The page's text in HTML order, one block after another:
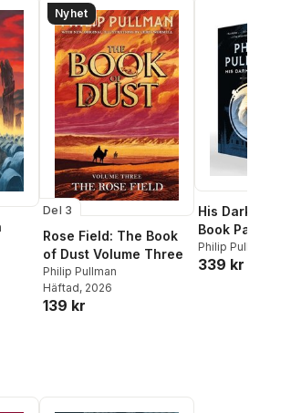
antal röster:
Nyhet
Del 3
Rose Field: The Book
of Dust Volume Three
Philip Pullman
Häftad, 2026
139 kr
His Dark
Book
Boxed Set:
Golden
Philip Pullman
339 kr